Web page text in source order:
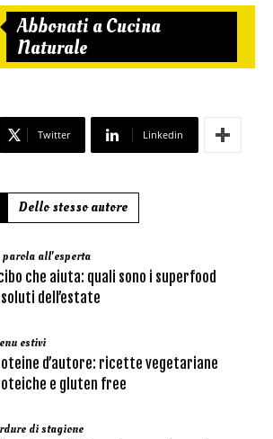
Abbonati a Cucina
Naturale
Twitter Linkedin
Dello stesso autore
parola all'esperta
che aiuta: quali sono i superfood
dell’estate
estivi
d’autore: ricette vegetariane
e gluten free
di stagione